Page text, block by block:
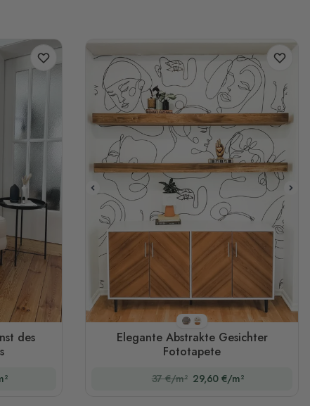
des
Stil 1Stil 2
Elegante Abstrakte Gesichter
Fototapete
37 €/m² 29,60 €/m²